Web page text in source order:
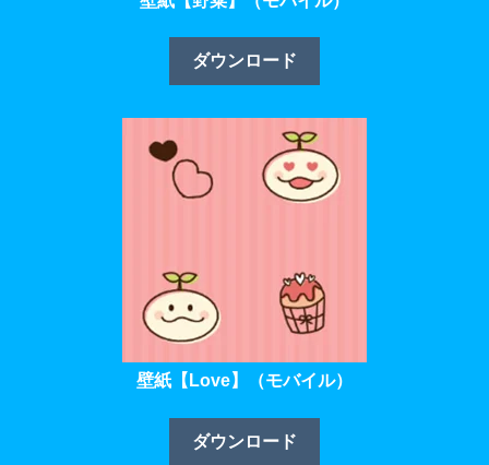
ダウンロード
壁紙【Love】（モバイル）
ダウンロード